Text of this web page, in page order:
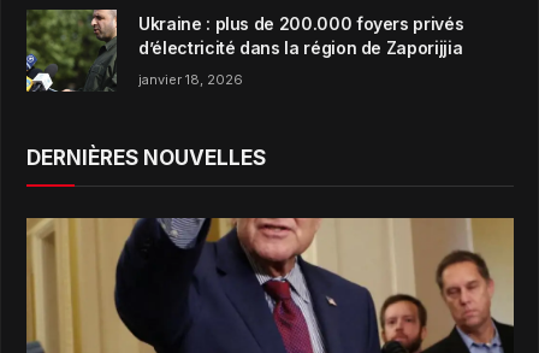
Ukraine : plus de 200.000 foyers privés
d’électricité dans la région de Zaporijjia
janvier 18, 2026
DERNIÈRES NOUVELLES